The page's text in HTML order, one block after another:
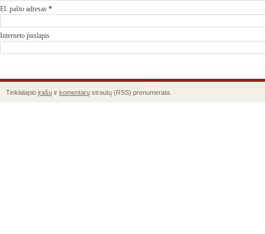
El. pašto adresas *
Interneto puslapis
Tinklalapio įrašų ir komentarų strautų (RSS) prenumerata.